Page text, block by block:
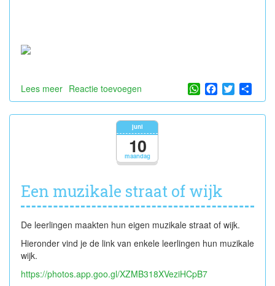
Lees meer over
Bloggen!
Reactie toevoegen WhatsApp
Facebook
Twitter
maandag
juni
10
Een muzikale straat of wijk
De leerlingen maakten hun eigen muzikale straat of wijk.
Hieronder vind je de link van enkele leerlingen hun muzikale
wijk.
https://photos.app.goo.gl/XZMB318XVeziHCpB7